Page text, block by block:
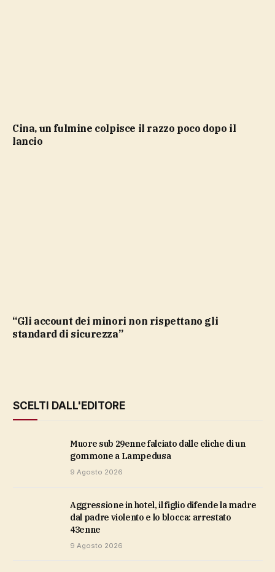
Cina, un fulmine colpisce il razzo poco dopo il
lancio
“Gli account dei minori non rispettano gli
standard di sicurezza”
SCELTI DALL'EDITORE
Muore sub 29enne falciato dalle eliche di un
gommone a Lampedusa
9 Agosto 2026
Aggressione in hotel, il figlio difende la madre
dal padre violento e lo blocca: arrestato
43enne
9 Agosto 2026